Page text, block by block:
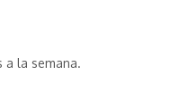
a la semana.